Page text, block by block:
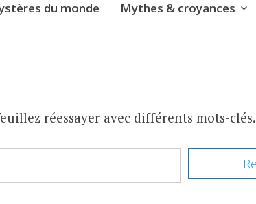
du monde Mythes & croyances
réessayer avec différents mots-clés.